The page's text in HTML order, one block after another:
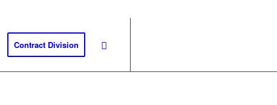
Contract Division